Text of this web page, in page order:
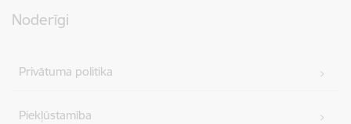
Noderīgi
Privātuma politika
Piekļūstamība